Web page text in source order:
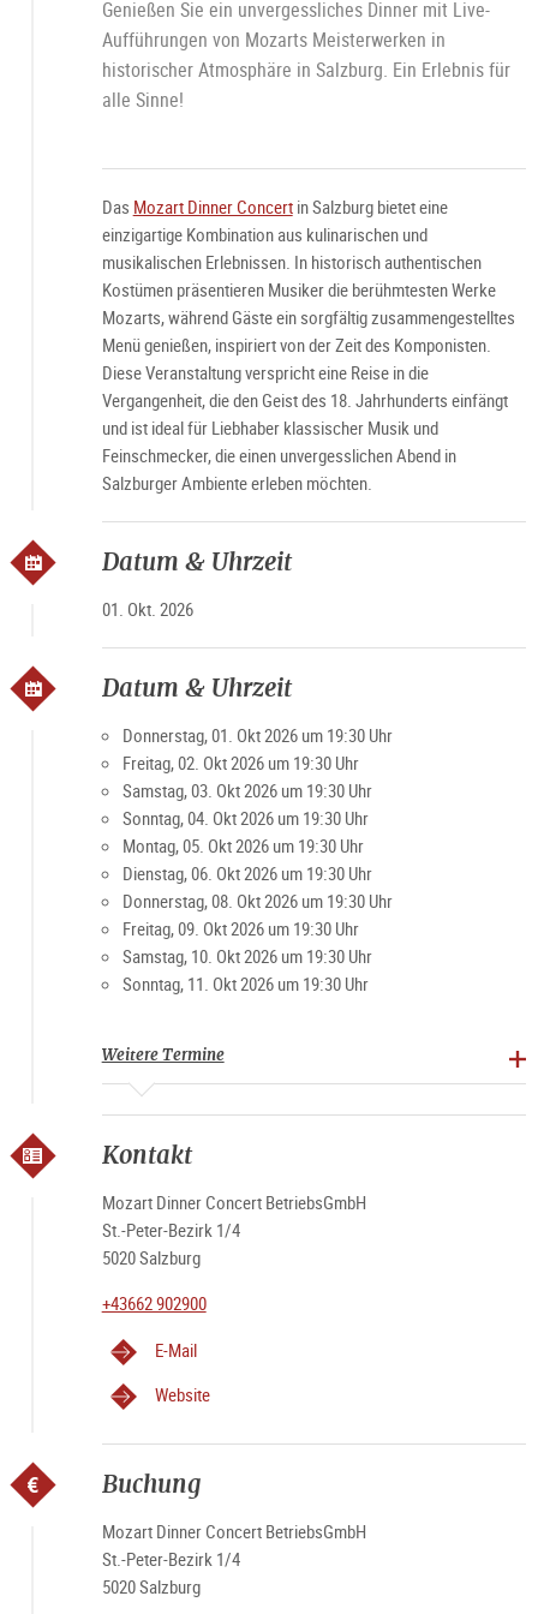
Genießen Sie ein unvergessliches Dinner mit Live-
Aufführungen von Mozarts Meisterwerken in
historischer Atmosphäre in Salzburg. Ein Erlebnis für
alle Sinne!
Das Mozart Dinner Concertin Salzburg bietet eine
einzigartige Kombination aus kulinarischen und
musikalischen Erlebnissen. In historisch authentischen
Kostümen präsentieren Musiker die berühmtesten Werke
Mozarts, während Gäste ein sorgfältig zusammengestelltes
Menü genießen, inspiriert von der Zeit des Komponisten.
Diese Veranstaltung verspricht eine Reise in die
Vergangenheit, die den Geist des 18. Jahrhunderts einfängt
und ist ideal für Liebhaber klassischer Musik und
Feinschmecker, die einen unvergesslichen Abend in
Salzburger Ambiente erleben möchten.
Datum & Uhrzeit
01. Okt. 2026
Datum & Uhrzeit
Donnerstag, 01. Okt 2026 um 19:30 Uhr
Freitag, 02. Okt 2026 um 19:30 Uhr
Samstag, 03. Okt 2026 um 19:30 Uhr
Sonntag, 04. Okt 2026 um 19:30 Uhr
Montag, 05. Okt 2026 um 19:30 Uhr
Dienstag, 06. Okt 2026 um 19:30 Uhr
Donnerstag, 08. Okt 2026 um 19:30 Uhr
Freitag, 09. Okt 2026 um 19:30 Uhr
Samstag, 10. Okt 2026 um 19:30 Uhr
Sonntag, 11. Okt 2026 um 19:30 Uhr
Weitere Termine
Kontakt
Mozart Dinner Concert BetriebsGmbH
St.-Peter-Bezirk 1/4
5020 Salzburg
+43662 902900
E-Mail
Website
Buchung
Mozart Dinner Concert BetriebsGmbH
St.-Peter-Bezirk 1/4
5020 Salzburg